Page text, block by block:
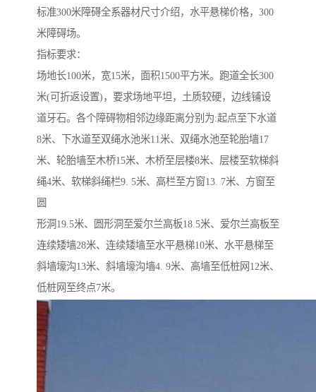
标准300米障碍全系器材尺寸介绍，水平悬梯价格，300
米障碍场。
指标要求：
场地长100米，宽15米，面积1500平方米。跑道全长300
米(可折返设置)，要求场地平坦，土质较硬，边线铺设
道牙石。各个障碍物相邻边缘距离分别为:起点至下水道
8米、下水道至双绳水池米11米、双绳水池至轮胎墙17
米、轮胎墙至木桥15米、木桥至层楼8米、层楼至软梯斜
绳4米、软梯斜绳栏9. 5米、高栏至方窗13. 7米、方窗至
圆
形洞19.5米、圆形洞至爱尔兰高板18.5米、爱尔兰高板至
连续矮墙28米、连续矮墙至水平悬梯10米、水平悬梯至
斜墙壕沟13米、斜墙壕沟墙4. 9米、高墙至低桩网12米、
低桩网至终点7米。